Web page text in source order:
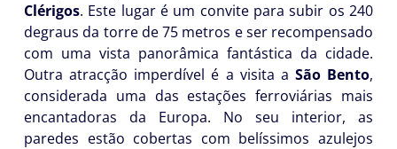
Clérigos. Este lugar é um convite para subir os 240
degraus da torre de 75 metros e ser recompensado
com uma vista panorâmica fantástica da cidade.
Outra atracção imperdível é a visita a São Bento,
considerada uma das estações ferroviárias mais
encantadoras da Europa. No seu interior, as
paredes estão cobertas com belíssimos azulejos